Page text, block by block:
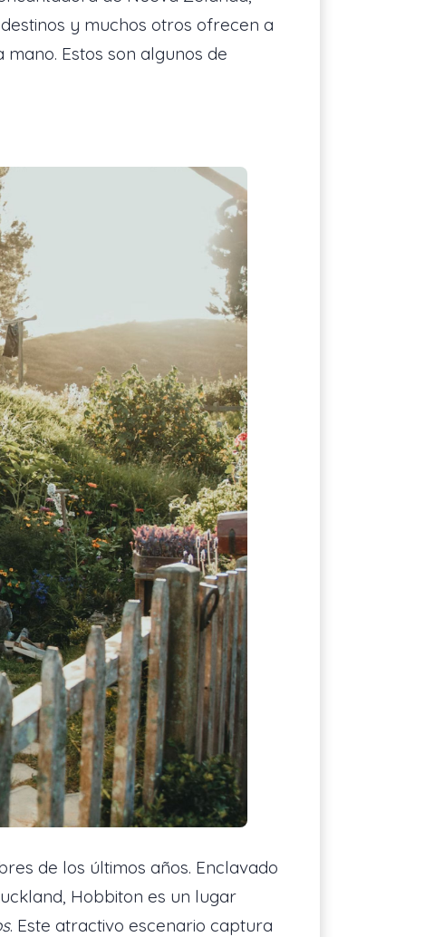
destinos y muchos otros ofrecen a
Estos son algunos de
de los últimos años. Enclavado
Hobbiton es un lugar
. Este atractivo escenario captura